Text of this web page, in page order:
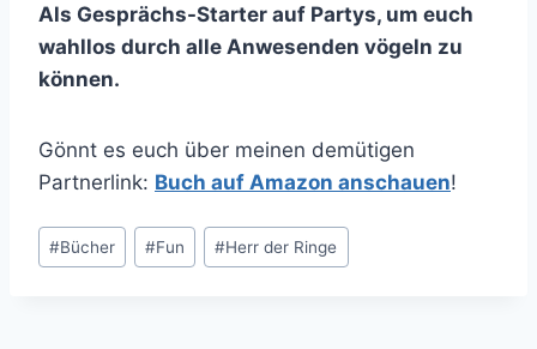
Als Gesprächs-Starter auf Partys, um euch
wahllos durch alle Anwesenden vögeln zu
können.
Gönnt es euch über meinen demütigen
Partnerlink: Buch auf Amazon anschauen!
Schlagworte:
#Bücher #Fun #Herr der Ringe